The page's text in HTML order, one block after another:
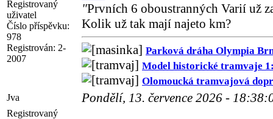
Registrovaný
uživatel
Číslo příspěvku:
978
Registrován: 2-
2007
"Prvních 6 oboustranných Varií už
Kolik už tak mají najeto km?
Parková dráha Olympia
Model historické tramvaje
Olomoucká tramvajová
Jva Pondělí, 13. července 2026 -
Registrovaný